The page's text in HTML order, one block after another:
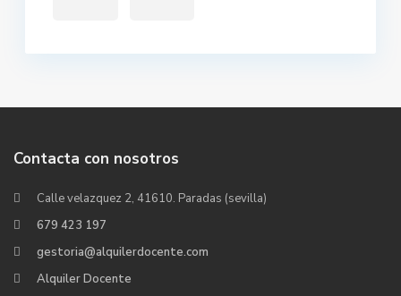
Contacta con nosotros
Calle velazquez 2, 41610. Paradas (sevilla)
679 423 197
gestoria@alquilerdocente.com
Alquiler Docente